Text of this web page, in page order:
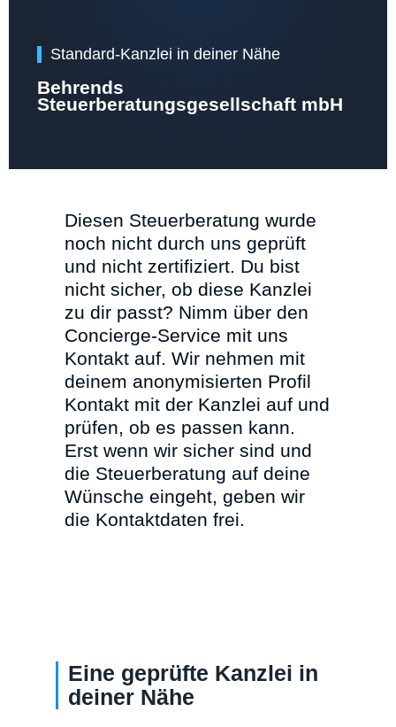
Standard-Kanzlei in deiner Nähe
Behrends
Steuerberatungsgesellschaft mbH
Diesen Steuerberatung wurde
noch nicht durch uns geprüft
und nicht zertifiziert. Du bist
nicht sicher, ob diese Kanzlei
zu dir passt? Nimm über den
Concierge-Service mit uns
Kontakt auf. Wir nehmen mit
deinem anonymisierten Profil
Kontakt mit der Kanzlei auf und
prüfen, ob es passen kann.
Erst wenn wir sicher sind und
die Steuerberatung auf deine
Wünsche eingeht, geben wir
die Kontaktdaten frei.
Eine geprüfte Kanzlei in
deiner Nähe